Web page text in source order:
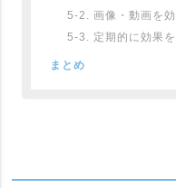
5-2. 画像・動画を
5-3. 定期的に効果
まとめ